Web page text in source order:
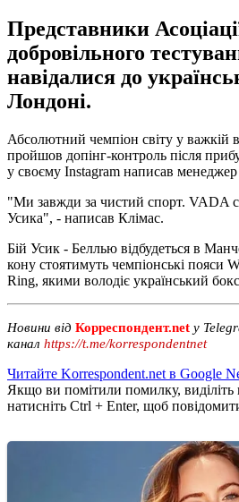
Представники
добровільного
навідалися до
Лондоні.
Абсолютний чемпіон світу у важкій
пройшов допінг-контроль після
у своєму Instagram написав менеджер
"Ми завжди за чистий спорт. VADA
Усика", - написав Клімас.
Бій Усик - Беллью відбудеться в
кону стоятимуть чемпіонські пояси
Ring, якими володіє український
Новини від Корреспондент.net у
канал https://t.me/korrespondentnet
Читайте Korrespondent.net в Google
Якщо ви помітили помилку, виділіть
натисніть Ctrl + Enter, щоб